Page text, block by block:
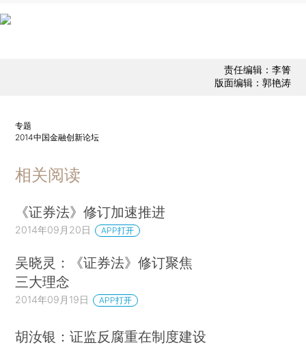
责任编辑：李箐
版面编辑：郭艳涛
专题
2014中国金融创新论坛
相关阅读
《证券法》修订加速推进
2014年09月20日 APP打开
吴晓灵：《证券法》修订聚焦
三大理念
2014年09月19日 APP打开
胡汝银：证监反腐重在制度建设